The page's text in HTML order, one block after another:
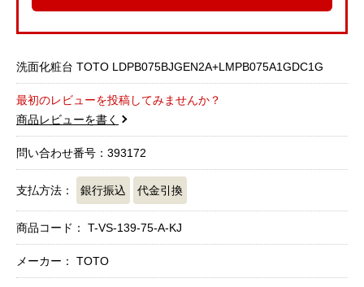
洗面化粧台 TOTO LDPB075BJGEN2A+LMPB075A1GDC1G
最初のレビューを投稿してみませんか？
商品レビューを書く
問い合わせ番号：393172
支払方法： 銀行振込 代金引換
商品コード： T-VS-139-75-A-KJ
メーカー： TOTO